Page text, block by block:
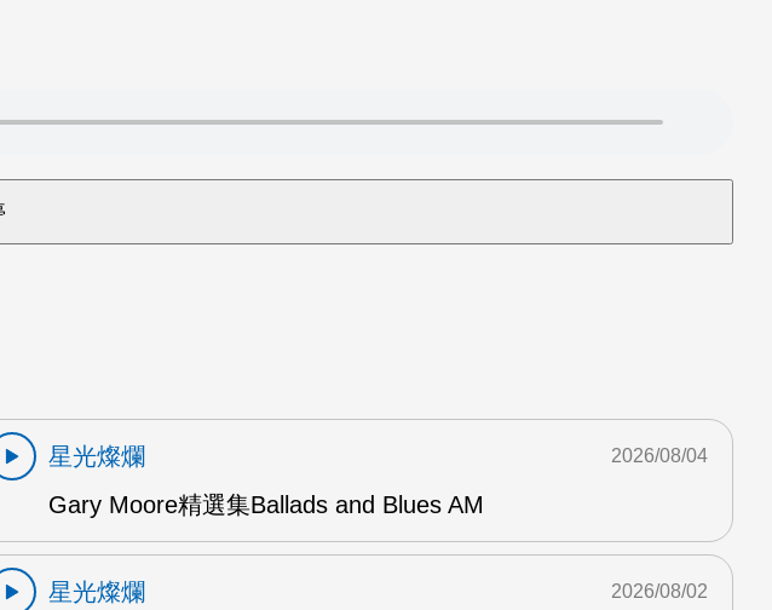
星光燦爛
Gary Moore精選集Ballads and Blues AM
2026/08/04
星光燦爛
2026/08/02